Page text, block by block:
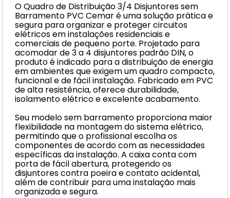
O Quadro de Distribuição 3/4 Disjuntores sem
Barramento PVC Cemar é uma solução prática e
segura para organizar e proteger circuitos
elétricos em instalações residenciais e
comerciais de pequeno porte. Projetado para
acomodar de 3 a 4 disjuntores padrão DIN, o
produto é indicado para a distribuição de energia
em ambientes que exigem um quadro compacto,
funcional e de fácil instalação. Fabricado em PVC
de alta resistência, oferece durabilidade,
isolamento elétrico e excelente acabamento.
Seu modelo sem barramento proporciona maior
flexibilidade na montagem do sistema elétrico,
permitindo que o profissional escolha os
componentes de acordo com as necessidades
específicas da instalação. A caixa conta com
porta de fácil abertura, protegendo os
disjuntores contra poeira e contato acidental,
além de contribuir para uma instalação mais
organizada e segura.